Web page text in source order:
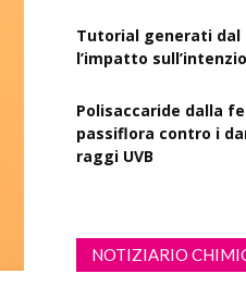
Tutorial generati
l’impatto
Polisaccaride dalla
passiflora contro i
raggi UVB
NOTIZIARIO